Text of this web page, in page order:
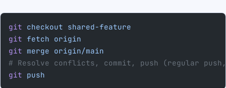
git checkout shared-feature
git fetch origin
git merge origin/main
# Resolve conflicts, commit, push (regular
git push